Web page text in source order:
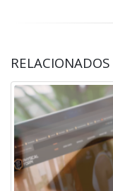
RELACIONADOS